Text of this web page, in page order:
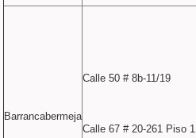
Barrancabermeja
Calle 50 # 8b-11/19
Calle 67 # 20-261 Piso 1